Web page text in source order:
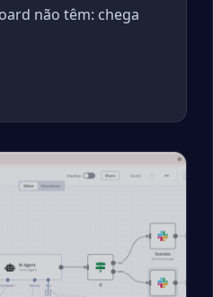
não têm: chega